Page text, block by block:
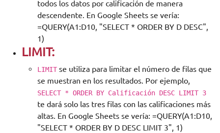
todos los datos por calificación de manera
descendente. En Google Sheets se vería:
=QUERY(A1:D10, "SELECT * ORDER BY D DESC",
1)
LIMIT:
LIMIT se utiliza para limitar el número de filas que
se muestran en los resultados. Por ejemplo,
SELECT * ORDER BY Calificación DESC LIMIT 3
te dará solo las tres filas con las calificaciones más
altas. En Google Sheets se vería: =QUERY(A1:D10,
"SELECT * ORDER BY D DESC LIMIT 3", 1)